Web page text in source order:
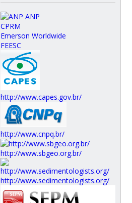
ANP
CPRM
Emerson Worldwide
FEESC
http://www.capes.gov.br/
http://www.cnpq.br/
http://www.sbgeo.org.br/
http://www.sedimentologists.org/